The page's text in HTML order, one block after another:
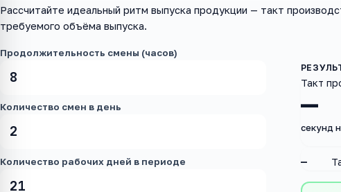
Рассчитайте идеальный ритм выпуска продукции — такт
требуемого объёма выпуска.
Продолжительность смены (часов)
Количество смен в день
Количество рабочих дней в периоде
—
Такт
секунд
—